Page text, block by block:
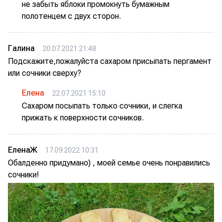
не забыть яблоки промокнуть бумажным
полотенцем с двух сторон.
Галина 20.07.2021 21:48
Подскажите,пожалуйста сахаром присыпать пергамент
или сочники сверху?
Елена 22.07.2021 15:10
Сахаром посыпать только сочники, и слегка
прижать к поверхности сочников.
ЕленаЖ 17.09.2022 10:31
Обалденно придумано) , моей семье очень понравились
сочники!